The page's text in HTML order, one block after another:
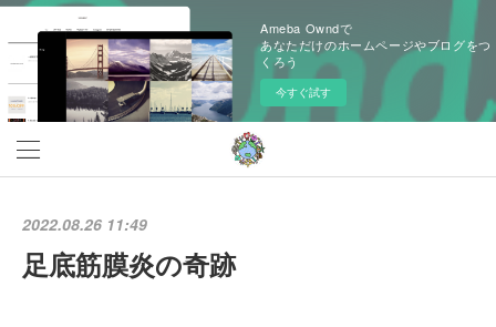
Ameba Owndで
あなただけのホームページやブログをつ
くろう
今すぐ試す
2022.08.26 11:49
足底筋膜炎の奇跡